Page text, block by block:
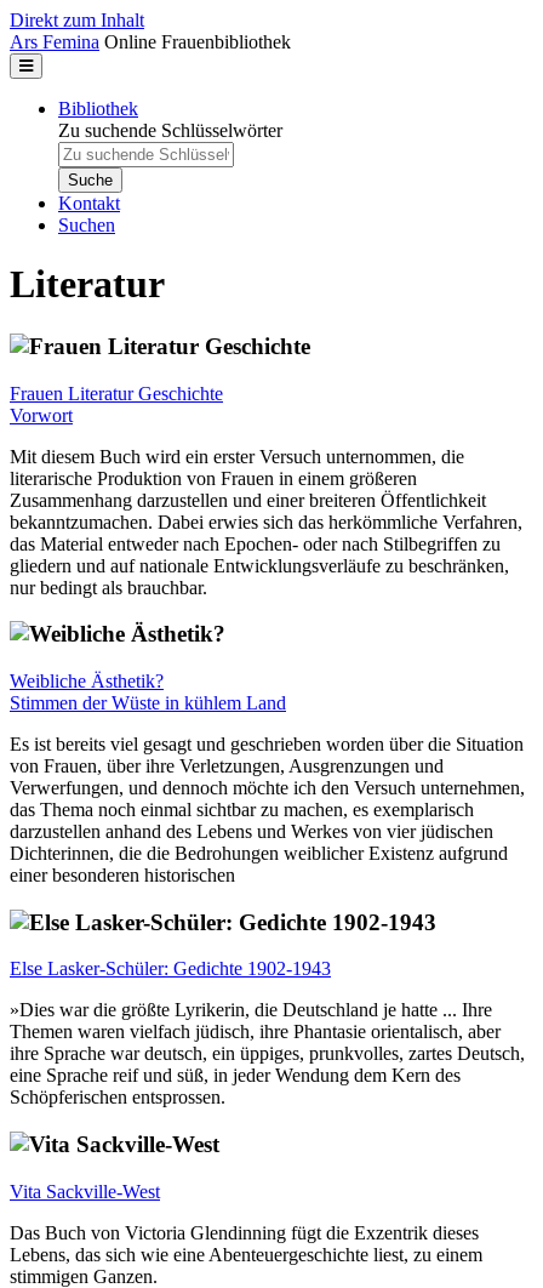
Direkt zum Inhalt
Ars Femina Online Frauenbibliothek
Bibliothek
Zu suchende Schlüsselwörter
Kontakt
Suchen
Literatur
Frauen Literatur Geschichte
Vorwort
Mit diesem Buch wird ein erster Versuch unternommen, die
literarische Produktion von Frauen in einem größeren
Zusammenhang darzustellen und einer breiteren Öffentlichkeit
bekanntzumachen. Dabei erwies sich das herkömmliche Verfahren,
das Material entweder nach Epochen- oder nach Stilbegriffen zu
gliedern und auf nationale Entwicklungsverläufe zu beschränken,
nur bedingt als brauchbar.
Weibliche Ästhetik?
Stimmen der Wüste in kühlem Land
Es ist bereits viel gesagt und geschrieben worden über die Situation
von Frauen, über ihre Verletzungen, Ausgrenzungen und
Verwerfungen, und dennoch möchte ich den Versuch unternehmen,
das Thema noch einmal sichtbar zu machen, es exemplarisch
darzustellen anhand des Lebens und Werkes von vier jüdischen
Dichterinnen, die die Bedrohungen weiblicher Existenz aufgrund
einer besonderen historischen
Else Lasker-Schüler: Gedichte 1902-1943
»Dies war die größte Lyrikerin, die Deutschland je hatte ... Ihre
Themen waren vielfach jüdisch, ihre Phantasie orientalisch, aber
ihre Sprache war deutsch, ein üppiges, prunkvolles, zartes Deutsch,
eine Sprache reif und süß, in jeder Wendung dem Kern des
Schöpferischen entsprossen.
Vita Sackville-West
Das Buch von Victoria Glendinning fügt die Exzentrik dieses
Lebens, das sich wie eine Abenteuergeschichte liest, zu einem
stimmigen Ganzen.